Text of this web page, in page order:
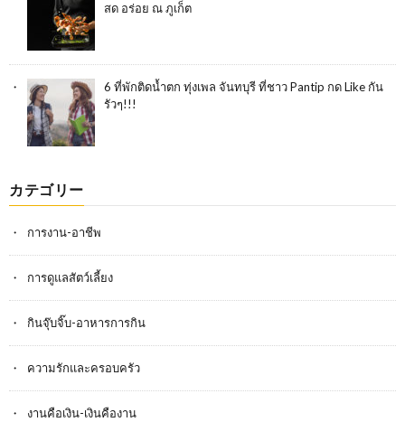
สด อร่อย ณ ภูเก็ต
6 ที่พักติดน้ำตก ทุ่งเพล จันทบุรี ที่ชาว Pantip กด Like กัน
รัวๆ!!!
カテゴリー
การงาน-อาชีพ
การดูแลสัตว์เลี้ยง
กินจุ๊บจิ๊บ-อาหารการกิน
ความรักและครอบครัว
งานคือเงิน-เงินคืองาน